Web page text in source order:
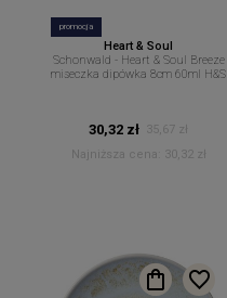
promocja
Heart & Soul
Schonwald - Heart & Soul Breeze
miseczka dipówka 8cm 60ml H&S
30,32 zł
35,67 zł
Najniższa cena:
30,32 zł